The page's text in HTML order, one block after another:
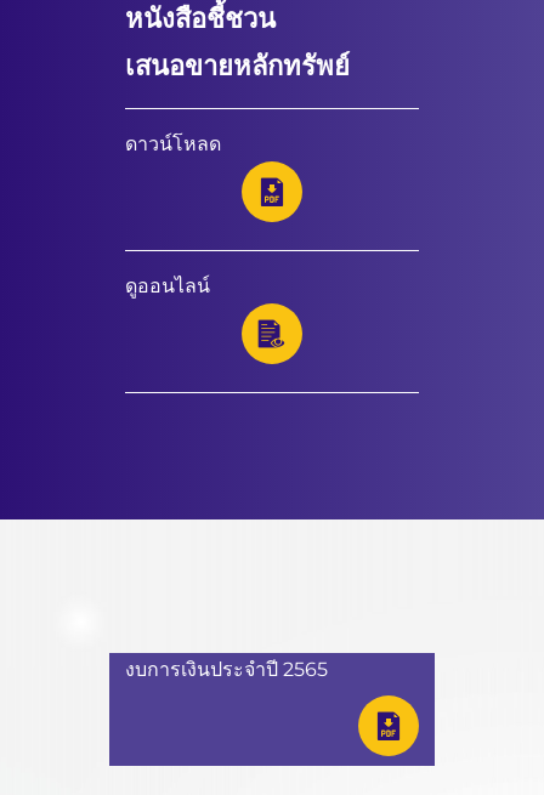
หนังสือชี้ชวน
เสนอขายหลักทรัพย์
ดาวน์โหลด
ดูออนไลน์
งบการเงินประจำปี 2565